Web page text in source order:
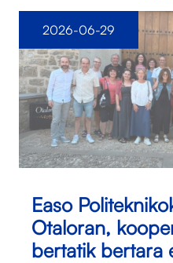
Easo
Otaloran,
bertatik bertara
2026-06-29